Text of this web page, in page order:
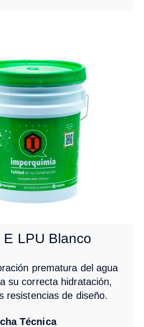
E LPU Blanco
prematura del agua
su correcta hidratación,
resistencias de diseño.
Técnica